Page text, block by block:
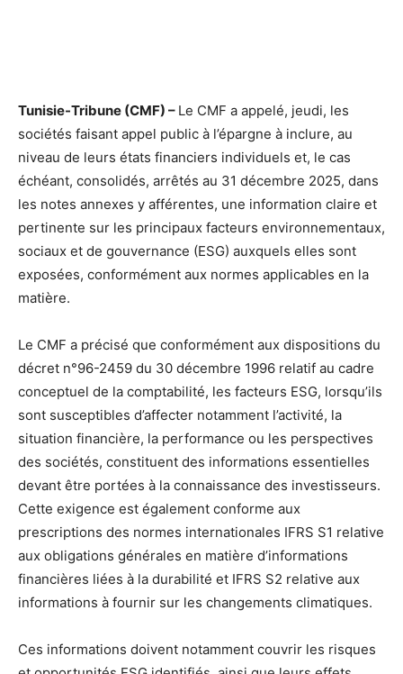
Tunisie-Tribune (CMF) – Le CMF a appelé, jeudi, les
sociétés faisant appel public à l’épargne à inclure, au
niveau de leurs états financiers individuels et, le cas
échéant, consolidés, arrêtés au 31 décembre 2025, dans
les notes annexes y afférentes, une information claire et
pertinente sur les principaux facteurs environnementaux,
sociaux et de gouvernance (ESG) auxquels elles sont
exposées, conformément aux normes applicables en la
matière.
Le CMF a précisé que conformément aux dispositions du
décret n°96-2459 du 30 décembre 1996 relatif au cadre
conceptuel de la comptabilité, les facteurs ESG, lorsqu’ils
sont susceptibles d’affecter notamment l’activité, la
situation financière, la performance ou les perspectives
des sociétés, constituent des informations essentielles
devant être portées à la connaissance des investisseurs.
Cette exigence est également conforme aux
prescriptions des normes internationales IFRS S1 relative
aux obligations générales en matière d’informations
financières liées à la durabilité et IFRS S2 relative aux
informations à fournir sur les changements climatiques.
Ces informations doivent notamment couvrir les risques